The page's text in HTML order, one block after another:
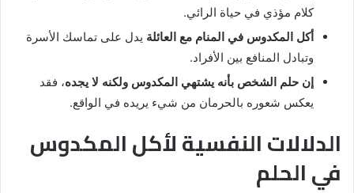
كلام مؤذي في حياة الرائي.
أكل المكدوس في المنام مع العائلة يدل على تماسك الأسرة
وتبادل المنافع بين الأفراد.
إن حلم الشخص بأنه يشتهي المكدوس ولكنه لا يجده، فقد
يعكس شعوره بالحرمان من شيء يريده في الواقع.
الدلالات النفسية لأكل المكدوس
في الحلم